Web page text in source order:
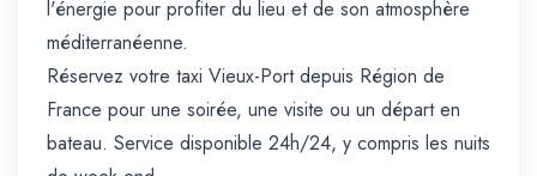
l'énergie pour profiter du lieu et de son atmosphère
méditerranéenne.
Réservez votre taxi Vieux-Port depuis Région de
France pour une soirée, une visite ou un départ en
bateau. Service disponible 24h/24, y compris les nuits